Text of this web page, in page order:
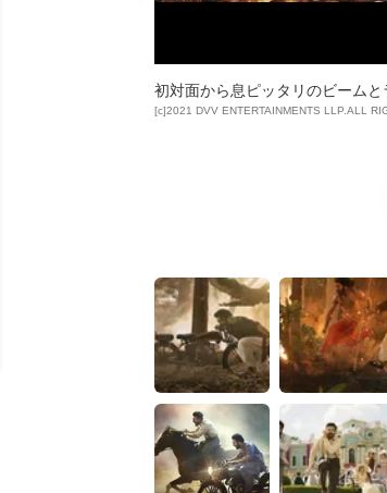
初対面から息ピッタリのビーム
[c]2021 DVV ENTERTAINMENTS LLP.ALL